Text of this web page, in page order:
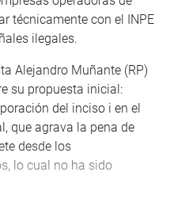
técnicamente con el INPE
ilegales.
Alejandro Muñante (RP)
su propuesta inicial:
del inciso i en el
que agrava la pena de
desde los
lo cual no ha sido